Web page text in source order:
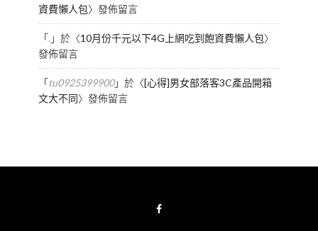
資費懶人包〉發佈留言
「.」於〈10月份千元以下4G上網吃到飽資費懶人包〉
發佈留言
「tu0925399900」於〈[心得]男女部落客3C產品開箱
文大不同〉發佈留言